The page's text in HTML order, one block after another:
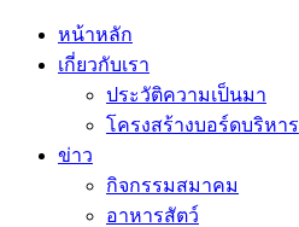
หน้าหลัก
เกี่ยวกับเรา
ประวัติความเป็นมา
โครงสร้างบอร์ดบริหาร
ข่าว
กิจกรรมสมาคม
อาหารสัตว์